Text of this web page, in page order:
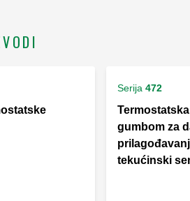
Serija 472
gumbom za
tekućinski